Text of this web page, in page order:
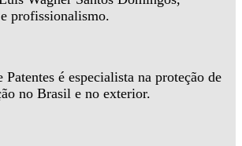
profissionalismo.
é especialista na proteção de
no Brasil e no exterior.